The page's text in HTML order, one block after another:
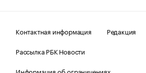
Контактная информация
Редакция
Рассылка РБК Новости